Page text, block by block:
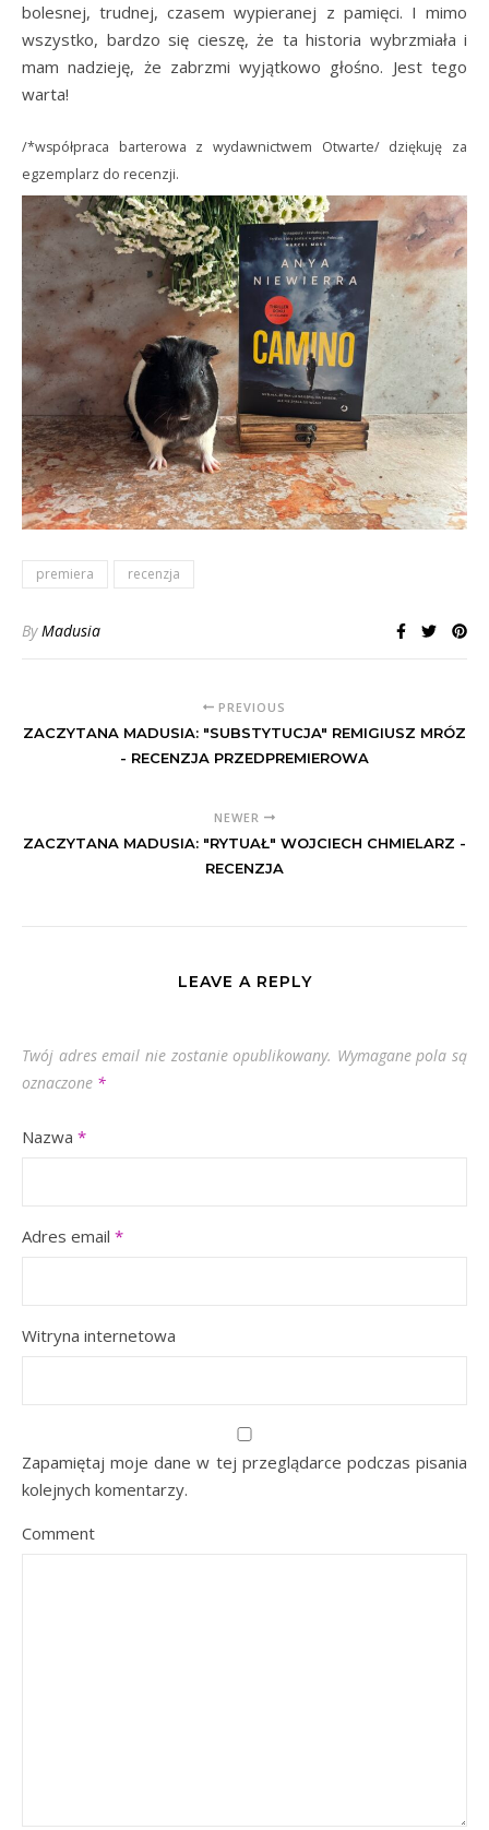
bolesnej, trudnej, czasem wypieranej z pamięci. I mimo
wszystko, bardzo się cieszę, że ta historia wybrzmiała i
mam nadzieję, że zabrzmi wyjątkowo głośno. Jest tego
warta!
/*współpraca barterowa z wydawnictwem Otwarte/ dziękuję za
egzemplarz do recenzji.
premiera recenzja
ByMadusia
PREVIOUS
ZACZYTANA MADUSIA: "SUBSTYTUCJA" REMIGIUSZ MRÓZ
- RECENZJA PRZEDPREMIEROWA
NEWER
ZACZYTANA MADUSIA: "RYTUAŁ" WOJCIECH CHMIELARZ -
RECENZJA
LEAVE A REPLY
Twój adres email nie zostanie opublikowany. Wymagane pola są
oznaczone *
Nazwa *
Adres email *
Witryna internetowa
Zapamiętaj moje dane w tej przeglądarce podczas pisania
kolejnych komentarzy.
Comment